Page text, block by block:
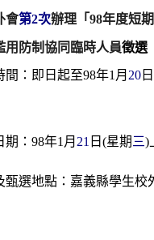
會第2次辦理「98年度短
用防制協同臨時人員徵選
間：即日起至98年1 月 20 日
： 98年1 月 21 日 (星期 三)
甄選地點：嘉義縣學生校